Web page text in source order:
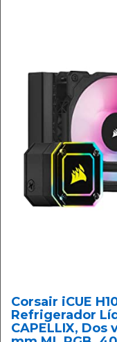
Corsair iCUE
Refrigerador
CAPELLIX,